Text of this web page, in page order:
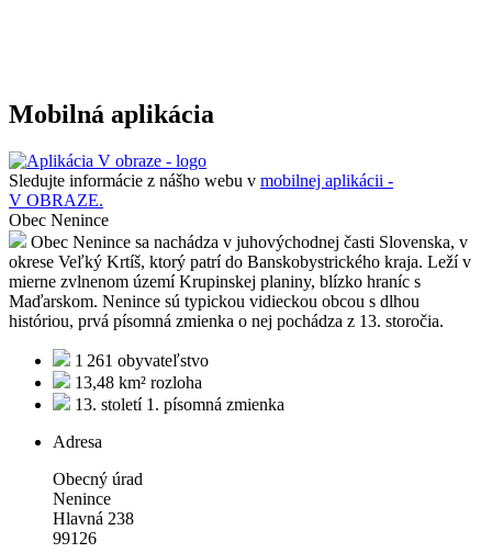
Mobilná aplikácia
Sledujte informácie z nášho webu v mobilnej aplikácii -
V OBRAZE.
Obec Nenince
Obec Nenince sa nachádza v juhovýchodnej časti Slovenska, v
okrese Veľký Krtíš, ktorý patrí do Banskobystrického kraja. Leží v
mierne zvlnenom území Krupinskej planiny, blízko hraníc s
Maďarskom. Nenince sú typickou vidieckou obcou s dlhou
históriou, prvá písomná zmienka o nej pochádza z 13. storočia.
1 261 obyvateľstvo
13,48 km² rozloha
13. století 1. písomná zmienka
Adresa
Obecný úrad
Nenince
Hlavná 238
99126